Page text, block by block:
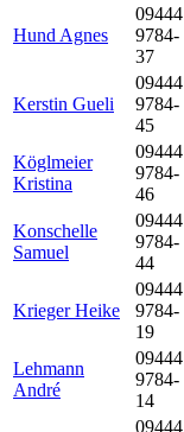
Hund Agnes
09444
9784-
37
Kerstin Gueli
09444
9784-
45
Köglmeier
Kristina
09444
9784-
46
Konschelle
Samuel
09444
9784-
44
Krieger Heike
09444
9784-
19
Lehmann
André
09444
9784-
14
09444